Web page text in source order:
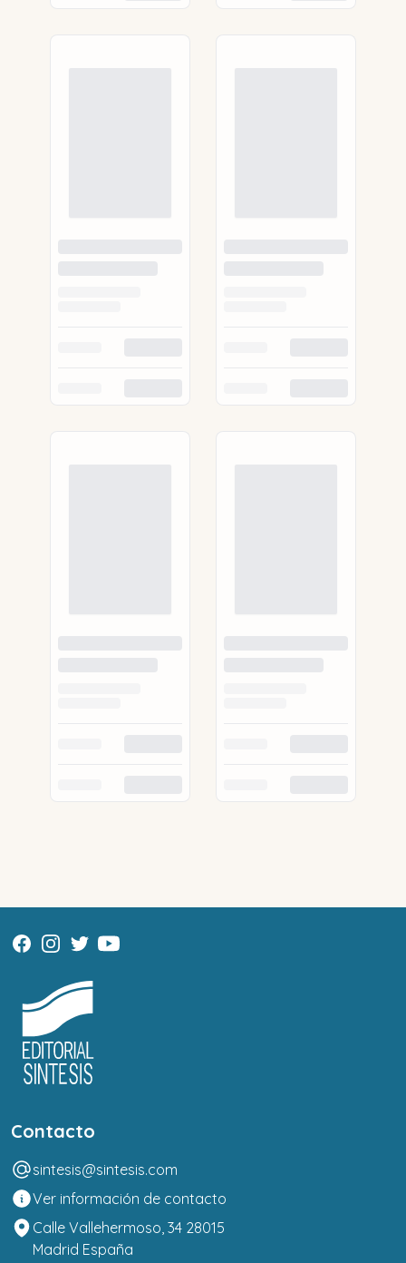
Contacto
sintesis@sintesis.com
Ver información de contacto
Calle Vallehermoso, 34 28015
Madrid España